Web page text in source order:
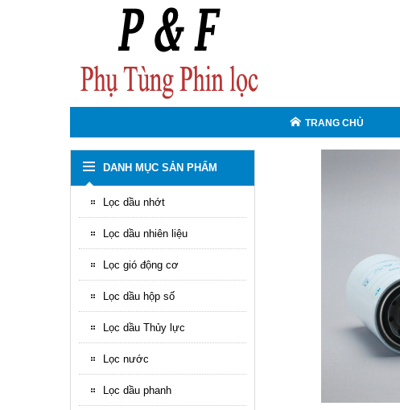
TRANG CHỦ
DANH MỤC SẢN PHẨM
Lọc dầu nhớt
Lọc dầu nhiên liệu
Lọc gió động cơ
Lọc dầu hộp số
Lọc dầu Thủy lực
Lọc nước
Lọc dầu phanh